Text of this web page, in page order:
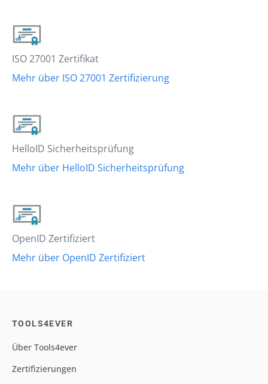
ISO 27001 Zertifikat
Mehr über ISO 27001 Zertifizierung
HelloID Sicherheitsprüfung
Mehr über HelloID Sicherheitsprüfung
OpenID Zertifiziert
Mehr über OpenID Zertifiziert
TOOLS4EVER
Über Tools4ever
Zertifizierungen